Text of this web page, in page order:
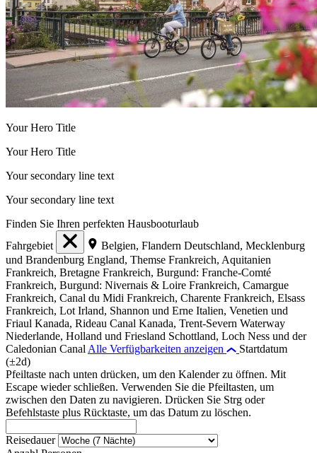
Your Hero Title
Your Hero Title
Your secondary line text
Your secondary line text
Finden Sie Ihren perfekten Hausbooturlaub
Fahrgebiet
Belgien, Flandern Deutschland, Mecklenburg
und Brandenburg England, Themse Frankreich, Aquitanien
Frankreich, Bretagne Frankreich, Burgund: Franche-Comté
Frankreich, Burgund: Nivernais & Loire Frankreich, Camargue
Frankreich, Canal du Midi Frankreich, Charente Frankreich, Elsass
Frankreich, Lot Irland, Shannon und Erne Italien, Venetien und
Friaul Kanada, Rideau Canal Kanada, Trent-Severn Waterway
Niederlande, Holland und Friesland Schottland, Loch Ness und der
Caledonian Canal Alle Verfügbarkeiten anzeigen
Startdatum
(±2d)
Pfeiltaste nach unten drücken, um den Kalender zu öffnen. Mit
Escape wieder schließen. Verwenden Sie die Pfeiltasten, um
zwischen den Daten zu navigieren. Drücken Sie Strg oder
Befehlstaste plus Rücktaste, um das Datum zu löschen.
Reisedauer